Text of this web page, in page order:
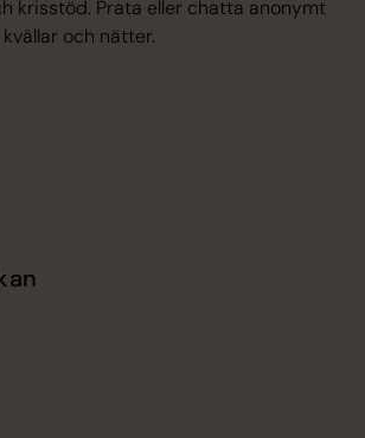
krisstöd. Prata eller chatta anonymt
och nätter.